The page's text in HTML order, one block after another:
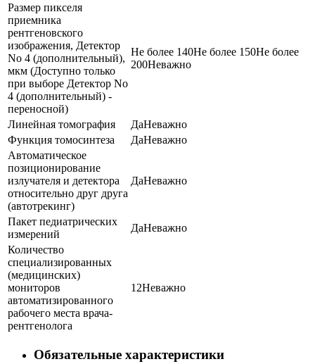
Размер пикселя
приемника
рентгеновского
изображения, Детектор
No 4 (дополнительный),
мкм (Доступно только
при выборе Детектор No
4 (дополнительный) -
переносной)
Не более 140Не более 150Не более
200Неважно
Линейная томография ДаНеважно
Функция томосинтеза
ДаНеважно
Автоматическое
позиционирование
излучателя и детектора
относительно друг друга
(автотрекинг)
ДаНеважно
Пакет педиатрических
измерений
ДаНеважно
Количество
специализированных
(медицинских)
мониторов
автоматизированного
рабочего места врача-
рентгенолога
1 2Неважно
Обязательные характеристики